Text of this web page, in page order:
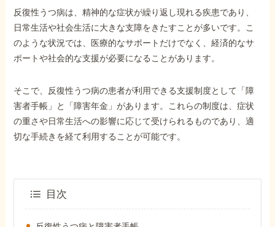
ホーム
障害年金の基礎知識
障害年金の金額
受給事例
反復性うつ病は、精神的な症状が繰り返し現れる疾患であり、
日常生活や社会生活に大きな支障をきたすことが多いです。こ
のような状況では、医療的なサポートだけでなく、経済的なサ
ポートや社会的な支援が必要になることがあります。
そこで、反復性うつ病の患者が利用できる支援制度として「障
害者手帳」と「障害年金」があります。これらの制度は、症状
の重さや日常生活への影響に応じて受けられるものであり、適
切な手続きを経て利用することが可能です。
目次